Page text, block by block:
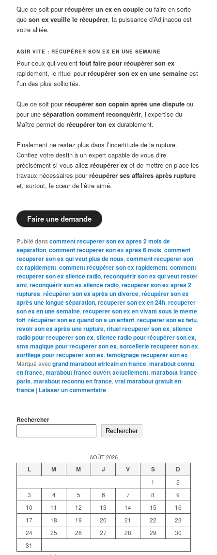
Que ce soit pourrécupérer un ex en couple ou faire en sorte
queson ex veuille le récupérer, la puissance d’Adjinacou est
votre alliée.
AGIR VITE : RÉCUPÉRER SON EX EN UNE SEMAINE
Pour ceux qui veulenttout faire pour récupérer son ex
rapidement, le rituel pourrécupérer son ex en une semaine est
l’un des plus sollicités.
Que ce soit pourrécupérer son copain après une dispute ou
pour uneséparation comment reconquérir, l’expertise du
Maître permet derécupérer ton ex durablement.
Finalement ne restez plus dans l’incertitude de la rupture.
Confiez votre destin à un expert capable de vous dire
précisément si vous allezrécupérer ex et de mettre en place les
travaux nécessaires pourrécupérer ses affaires après rupture
et, surtout, le cœur de l’être aimé.
Faire une demande
Publié danscomment recuperer son ex apres 2 mois de
separation,comment recuperer son ex apres 6 mois,comment
recuperer son ex qui veut plus de nous,comment recuperer son
ex rapidement,comment récupérer son ex rapidement,comment
recuperer son ex silence radio,reconquérir son ex qui veut rester
ami,reconquérir son ex silence radio,recuperer son ex apres 2
ruptures,récupérer son ex après un divorce,récupérer son ex
après une longue séparation,recuperer son ex en 24h,recuperer
son ex en une semaine,recuperer son ex en vivant sous le meme
toit,récupérer son ex quand on a un enfant,recuperer son ex tetu,
revoir son ex après une rupture,rituel recuperer son ex,silence
radio pour recuperer son ex,silence radio pour récupérer son ex,
sms magique pour recuperer son ex,sorcellerie recuperer son ex,
sortilege pour recuperer son ex,temoignage recuperer son ex |
Marqué avecgrand marabout africain en france,marabout connu
en france,marabout france ouvert actuellement,marabout france
paris,marabout reconnu en france,vrai marabout gratuit en
france | Laisser un commentaire
Rechercher
Rechercher
AOÛT 2026
L M M J V S D
1
2
3
4 5 6 7 8
9
10
11 12 13 14 15
16
17
18 19 20 21 22
23
24
25 26 27 28 29
30
31